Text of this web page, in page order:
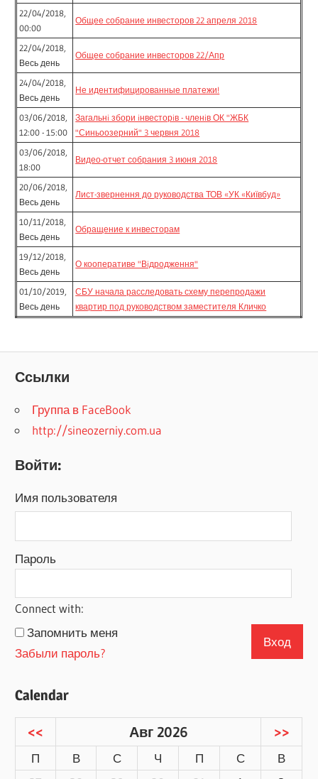
22/04/2018,
00:00
Общее собрание инвесторов 22 апреля 2018
22/04/2018,
Весь день
Общее собрание инвесторов 22/Апр
24/04/2018,
Весь день
Не идентифицированные платежи!
03/06/2018,
12:00 - 15:00
Загальнi збори iнвесторiв - членiв ОК "ЖБК
"Синьоозерний" 3 червня 2018
03/06/2018,
18:00
Видео-отчет собрания 3 июня 2018
20/06/2018,
Весь день
Лист-звернення до руководства ТОВ «УК «Київбуд»
10/11/2018,
Весь день
Обращение к инвесторам
19/12/2018,
Весь день
О кооперативе "Вiдродження"
01/10/2019,
Весь день
СБУ начала расследовать схему перепродажи
квартир под руководством заместителя Кличко
Ссылки
Группа в FaceBook
http://sineozerniy.com.ua
Войти:
Имя пользователя
Пароль
Connect with:
Запомнить меня
Забыли пароль?
Calendar
<< Авг 2026 >>
П В С Ч П С
В